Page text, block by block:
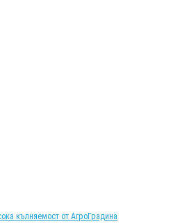
кълняемост от АгроГрадина